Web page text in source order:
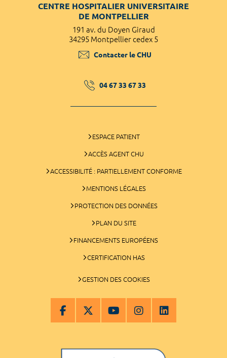
CENTRE HOSPITALIER UNIVERSITAIRE
DE MONTPELLIER
191 av. du Doyen Giraud
34295 Montpellier cedex 5
Contacter le CHU
04 67 33 67 33
ESPACE PATIENT
ACCÈS AGENT CHU
ACCESSIBILITÉ : PARTIELLEMENT CONFORME
MENTIONS LÉGALES
PROTECTION DES DONNÉES
PLAN DU SITE
FINANCEMENTS EUROPÉENS
CERTIFICATION HAS
GESTION DES COOKIES